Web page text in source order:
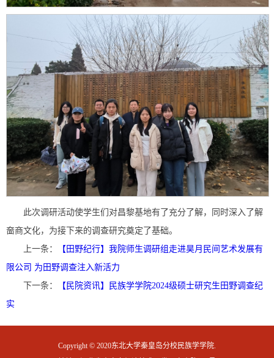
此次调研活动使学生们对昌黎基地有了充分了解，同时深入了解
奤商文化，为接下来的调查研究奠定了基础。
上一条：
【田野纪行】我院师生调研组走进昊月民间艺术发展有
限公司 为田野调查注入新活力
下一条：
【民院资讯】民族学学院2024级硕士研究生田野调查纪
实
Copyright © 2020东北大学秦皇岛分校民族学学院.